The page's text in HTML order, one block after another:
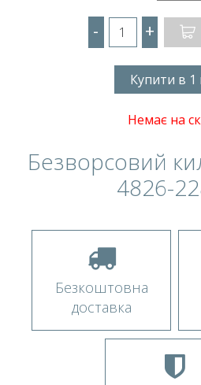
- +
Купити в 1
Немає на
Безворсовий
4826-
Безкоштовна
доставка